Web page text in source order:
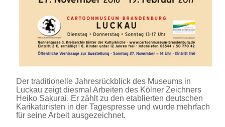
Der traditionelle Jahresrückblick des Museums in
Luckau zeigt diesmal Arbeiten des Kölner Zeichners
Heiko Sakurai. Er zählt zu den etablierten deutschen
Karikaturisten in der Tagespresse und wurde mehrfach
für seine Arbeit ausgezeichnet.